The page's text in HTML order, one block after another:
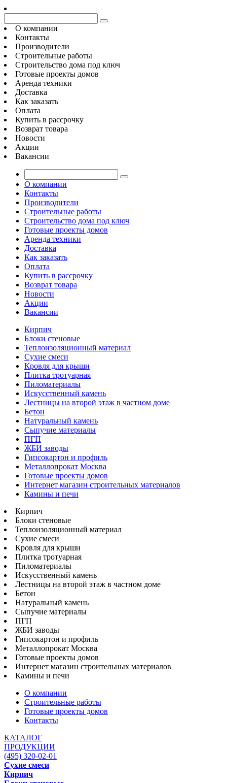
О компании
Контакты
Производители
Строительные работы
Строительство дома под ключ
Готовые проекты домов
Аренда техники
Доставка
Как заказать
Оплата
Купить в рассрочку
Возврат товара
Новости
Акции
Вакансии
О компании
Контакты
Производители
Строительные работы
Строительство дома под ключ
Готовые проекты домов
Аренда техники
Доставка
Как заказать
Оплата
Купить в рассрочку
Возврат товара
Новости
Акции
Вакансии
Кирпич
Блоки стеновые
Теплоизоляционный материал
Сухие смеси
Кровля для крыши
Плитка тротуарная
Пиломатериалы
Искусственный камень
Лестницы на второй этаж в частном доме
Бетон
Натуральный камень
Сыпучие материалы
ПГП
ЖБИ заводы
Гипсокартон и профиль
Металлопрокат Москва
Готовые проекты домов
Интернет магазин строительных материалов
Камины и печи
Кирпич
Блоки стеновые
Теплоизоляционный материал
Сухие смеси
Кровля для крыши
Плитка тротуарная
Пиломатериалы
Искусственный камень
Лестницы на второй этаж в частном доме
Бетон
Натуральный камень
Сыпучие материалы
ПГП
ЖБИ заводы
Гипсокартон и профиль
Металлопрокат Москва
Готовые проекты домов
Интернет магазин строительных материалов
Камины и печи
О компании
Строительные работы
Готовые проекты домов
Контакты
КАТАЛОГ
ПРОДУКЦИИ
(495) 320-02-01
Сухие смеси
Кирпич